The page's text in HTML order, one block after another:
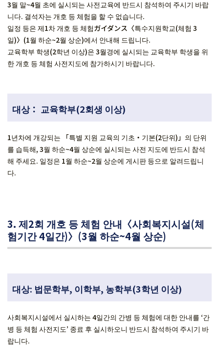
3월 말~4월 초에 실시되는 사전교육에 반드시 참석하여 주시기 바랍
니다. 결석자는 개호 등 체험을 할 수 없습니다.
일정 등은 제1차 개호 등 체험ガイダンス〈특수지원학교(체험 3
일)〉(1월 하순~2월 상순)에서 안내해 드립니다.
교육학부 학생(2학년 이상)은 3월경에 실시되는 교육학부 학생을 위
한 개호 등 체험 사전지도에 참가하시기 바랍니다.
대상： 교육학부(2회생 이상)
1년차에 개강되는 「특별 지원 교육의 기초・기본(2단위)」의 단위
를 습득해, 3월 하순~4월 상순에 실시되는 사전 지도에 반드시 참석
해 주세요. 일정은 1월 하순~2월 상순에 게시판 등으로 알려드립니
다.
3. 제2회 개호 등 체험 안내〈사회복지시설(체
험기간 4일간)〉(3월 하순~4월 상순)
대상: 법문학부, 이학부, 농학부(3학년 이상)
사회복지시설에서 실시하는 4일간의 간병 등 체험에 대한 안내를 ‘간
병 등 체험 사전지도’ 종료 후 실시하오니 반드시 참석하여 주시기 바
랍니다.